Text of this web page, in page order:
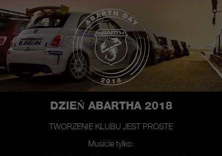
DZIEŃ ABARTHA 2018
TWORZENIE KLUBU JEST PROSTE
Musicie tylko: